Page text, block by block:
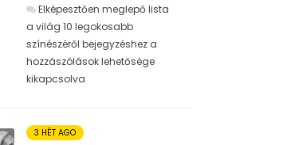
Elképesztően meglepő lista
a világ 10 legokosabb
színészéről bejegyzéshez a
hozzászólások lehetősége
kikapcsolva
3 HÉT AGO